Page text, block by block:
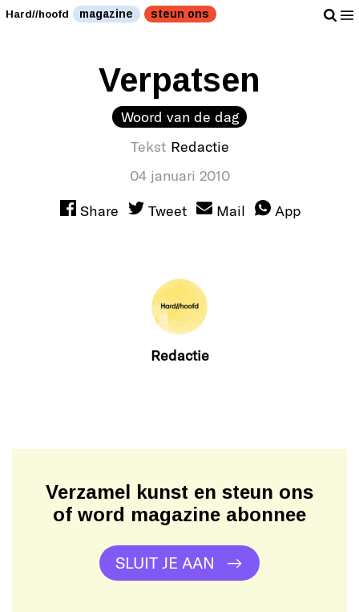
Hard//hoofd magazine steun ons
Verpatsen
Woord van de dag
Tekst Redactie
04 januari 2010
Share
Tweet Mail App
Redactie
Verzamel kunst en steun ons
of word magazine abonnee
SLUIT JE AAN